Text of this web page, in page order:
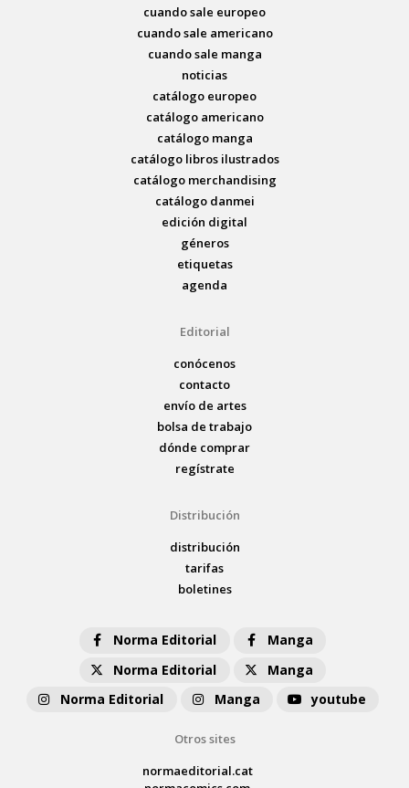
cuando sale europeo
cuando sale americano
cuando sale manga
noticias
catálogo europeo
catálogo americano
catálogo manga
catálogo libros ilustrados
catálogo merchandising
catálogo danmei
edición digital
géneros
etiquetas
agenda
Editorial
conócenos
contacto
envío de artes
bolsa de trabajo
dónde comprar
regístrate
Distribución
distribución
tarifas
boletines
Norma Editorial
Manga
Norma Editorial
Manga
Norma Editorial
Manga youtube
Otros sites
normaeditorial.cat